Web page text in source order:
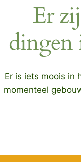
Er
dingen
Er is iets moois in
momenteel